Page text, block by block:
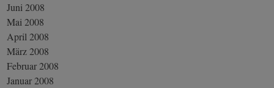
Juni 2008
Mai 2008
April 2008
März 2008
Februar 2008
Januar 2008